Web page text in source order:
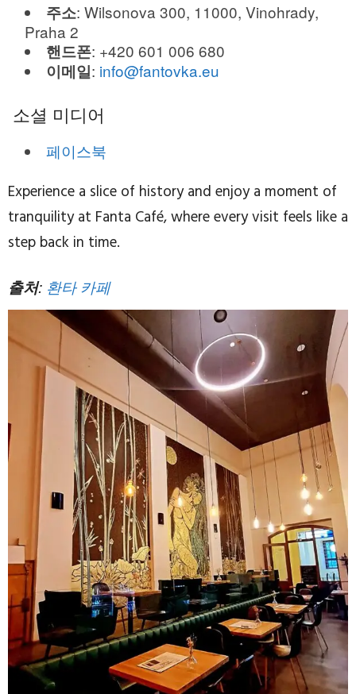
주소: Wilsonova 300, 11000, Vinohrady,
Praha 2
핸드폰: +420 601 006 680
이메일: info@fantovka.eu
소셜 미디어
페이스북
Experience a slice of history and enjoy a moment of
tranquility at Fanta Café, where every visit feels like a
step back in time.
출처: 환타 카페